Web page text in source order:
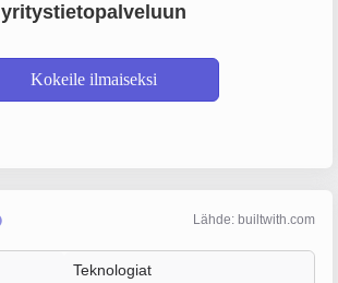
yritystietopalveluun
Kokeile ilmaiseksi
Lähde: builtwith.com
Teknologiat